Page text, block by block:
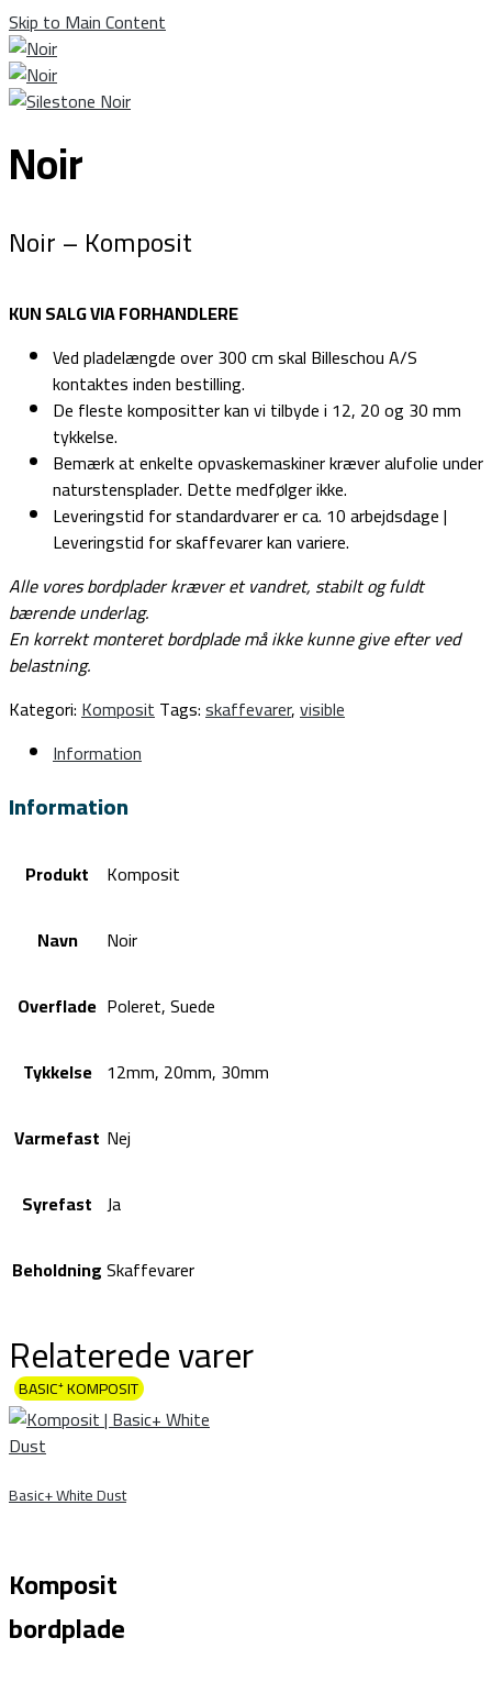
Skip to Main Content
Noir
Noir – Komposit
KUN SALG VIA FORHANDLERE
Ved pladelængde over 300 cm skal Billeschou A/S
kontaktes inden bestilling.
De fleste kompositter kan vi tilbyde i 12, 20 og 30 mm
tykkelse.
Bemærk at enkelte opvaskemaskiner kræver alufolie under
naturstensplader. Dette medfølger ikke.
Leveringstid for standardvarer er ca. 10 arbejdsdage |
Leveringstid for skaffevarer kan variere.
Alle vores bordplader kræver et vandret, stabilt og fuldt
bærende underlag.
En korrekt monteret bordplade må ikke kunne give efter ved
belastning.
Kategori:KompositTags:skaffevarer,visible
Information
Information
Produkt Komposit
Navn
Noir
Overflade Poleret, Suede
Tykkelse 12mm, 20mm, 30mm
Varmefast Nej
Syrefast Ja
BeholdningSkaffevarer
Relaterede varer
BASIC⁺ KOMPOSIT
Basic+ White Dust
Komposit
bordplade